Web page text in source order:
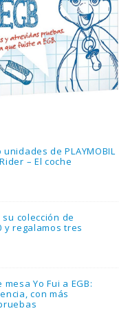
de PLAYMOBIL
– El coche
colección de
y regalamos tres
Yo Fui a EGB:
con más